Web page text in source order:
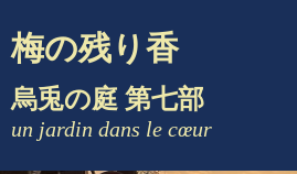
梅の残り香
烏兎の庭 第七部
un jardin dans le cœur